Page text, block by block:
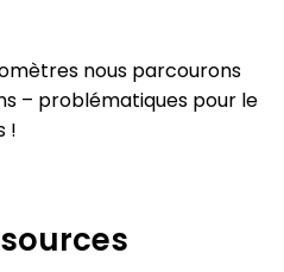
nous par­cou­rons
– pro­blé­ma­tiques pour le
!